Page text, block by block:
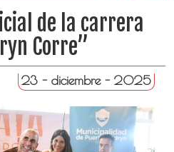
de la carrera
Corre”
23 - diciembre - 2025